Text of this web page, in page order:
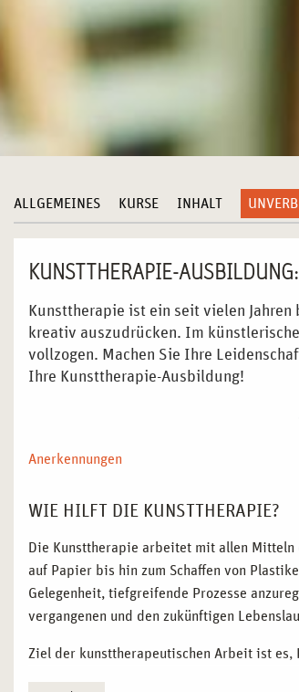
ALLGEMEINES KURSE INHALT
KUNSTTHERAPIE-
Kunsttherapie ist ein seit vielen
kreativ auszudrücken. Im
vollzogen. Machen Sie Ihre
Ihre Kunsttherapie-Ausbildung!
Anerkennungen
WIE HILFT DIE KUNSTTHERAPIE?
Die Kunsttherapie arbeitet mit allen Mitteln
auf Papier bis hin zum Schaffen von
Gelegenheit, tiefgreifende Prozesse
vergangenen und den zukünftigen
Ziel der kunsttherapeutischen Arbeit ist